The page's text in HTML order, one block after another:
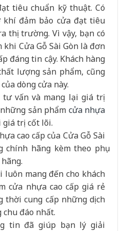
tiêu chuẩn kỹ thuật. Có
đảm bảo cửa đạt tiêu
thị trường. Vì vậy, bạn có
Cửa Gỗ Sài Gòn là đơn
đáng tin cậy. Khách hàng
lượng sản phẩm, cũng
dòng cửa này.
tư vấn và mang lại giá trị
sản phẩm cửa nhựa
trị cốt lõi.
cao cấp của Cửa Gỗ Sài
chính hãng kèm theo phụ
luôn mang đến cho khách
cửa nhựa cao cấp giá rẻ
thời cung cấp những dịch
chu đáo nhất.
tin đã giúp bạn lý giải